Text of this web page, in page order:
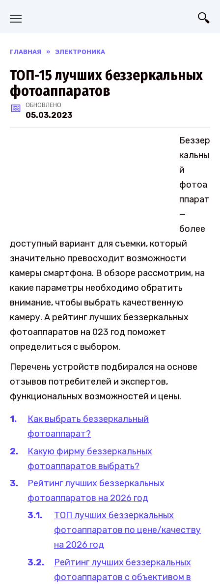
ГЛАВНАЯ » ЭЛЕКТРОНИКА
ТОП-15 лучших беззеркальных
фотоаппаратов
ОБНОВЛЕНО
05.03.2023
Беззер
кальны
й
фотоа
ппарат
—
более
доступный вариант для съемки, который
значительно превосходит возможности
камеры смартфона. В обзоре рассмотрим, на
какие параметры необходимо обратить
внимание, чтобы выбрать качественную
камеру. А рейтинг лучших беззеркальных
фотоаппаратов на 023 год поможет
определиться с выбором.
Перечень устройств подбирался на основе
отзывов потребителей и экспертов,
функциональных возможностей и цены.
Как выбрать беззеркальный
фотоаппарат?
Какую фирму беззеркальных
фотоаппаратов выбрать?
Рейтинг лучших беззеркальных
фотоаппаратов на 2026 год
ТОП лучших беззеркальных
фотоаппаратов по цене/качеству
на 2026 год
Рейтинг лучших беззеркальных
фотоаппаратов с объективом в